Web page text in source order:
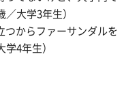
大学3年生）
つからファーサンダルを
4年生）